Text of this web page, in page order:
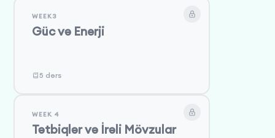
WEEK3
Güc və Enerji
5 dərs
WEEK 4
Tətbiqlər və İrəli Mövzular